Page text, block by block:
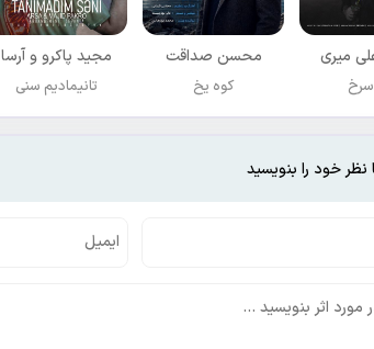
میری محسن صداقت
کوه یخ
مجید پاکرو و آرسا
تانیمادیم سنی
نظر خود را بنویسید